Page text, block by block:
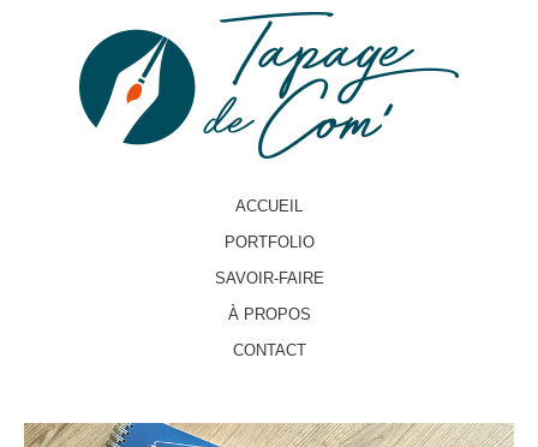
ACCUEIL
PORTFOLIO
SAVOIR-FAIRE
À PROPOS
CONTACT